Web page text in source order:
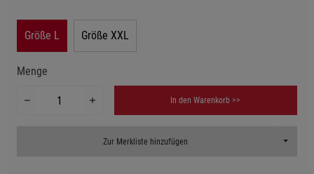
Größe L Größe XXL
Menge
In den Warenkorb >>
Zur Merkliste hinzufügen Toggle